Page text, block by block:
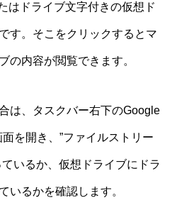
はドライブ文字付きの仮想ド
す。そこをクリックするとマ
の内容が閲覧できます。
は、タスクバー右下のGoogle
を開き、”ファイルストリー
いるか、仮想ドライブにドラ
いるかを確認します。